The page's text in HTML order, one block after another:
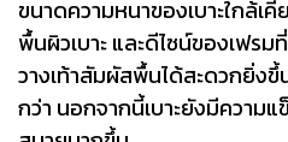
ขนาดความหนาของเบาะใกล้เ
พื้นผิวเบาะ และดีไซน์ของเฟร
วางเท้าสัมผัสพื้นได้สะดวกยิ่ง
กว่า นอกจากนี้เบาะยังมีความ